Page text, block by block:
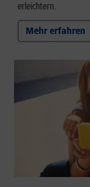
erleichtern.
Mehr erfahren